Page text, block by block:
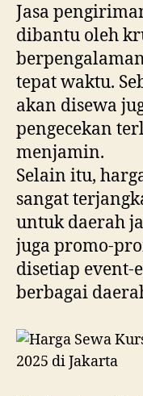
Jasa
dibantu oleh
tepat waktu.
akan disewa
pengecekan
menjamin.
Selain itu,
sangat
untuk daerah
juga promo-
disetiap
berbagai